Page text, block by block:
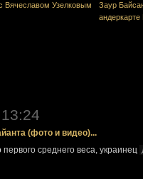
Вячеславом Узелковым
Заур
(фото и видео)...
среднего веса, украинец